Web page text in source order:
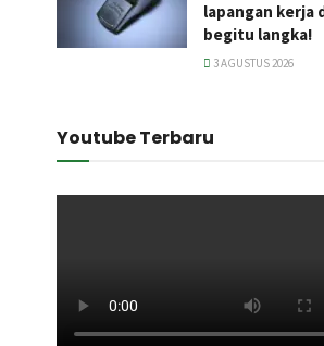
lapangan kerja
begitu langka!
3 AGUSTUS 2026
Youtube Terbaru